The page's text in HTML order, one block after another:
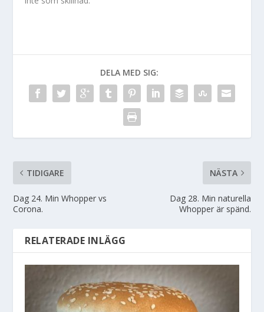
DELA MED SIG:
TIDIGARE
Dag 24. Min Whopper vs
Corona.
NÄSTA
Dag 28. Min naturella
Whopper är spänd.
RELATERADE INLÄGG